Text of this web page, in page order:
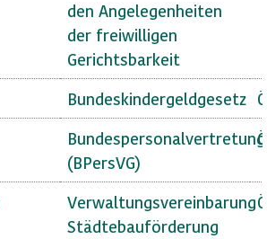
den Angelegenheiten
der freiwilligen
Gerichtsbarkeit
Bundeskindergeldgesetz
(BPersVG)
Verwaltungsvereinbarung
Städtebauförderung